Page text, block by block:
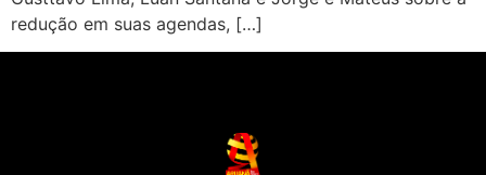
redução em suas agendas, […]